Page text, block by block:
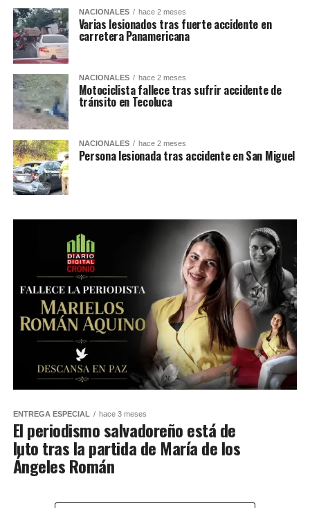
NACIONALES hace 2 meses
Varias lesionados tras fuerte accidente en
carretera Panamericana
NACIONALES hace 2 meses
Motociclista fallece tras sufrir accidente de
tránsito en Tecoluca
NACIONALES hace 2 meses
Persona lesionada tras accidente en San Miguel
ENTREGA ESPECIAL hace 3 meses
El periodismo salvadoreño está de
luto tras la partida de María de los
Ángeles Román